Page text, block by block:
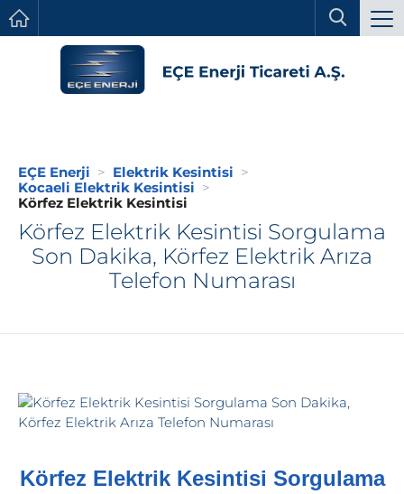
EÇE Enerji
Elektrik Kesintisi
Kocaeli Elektrik Kesintisi
Körfez Elektrik Kesintisi
Körfez Elektrik Kesintisi Sorgulama
Son Dakika, Körfez Elektrik Arıza
Telefon Numarası
Körfez Elektrik Kesintisi Sorgulama